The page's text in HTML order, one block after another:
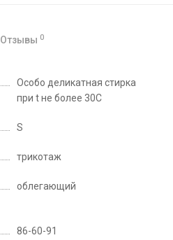
Отзывы 0
Особо деликатная стирка
при t не более 30С
S
трикотаж
облегающий
86-60-91